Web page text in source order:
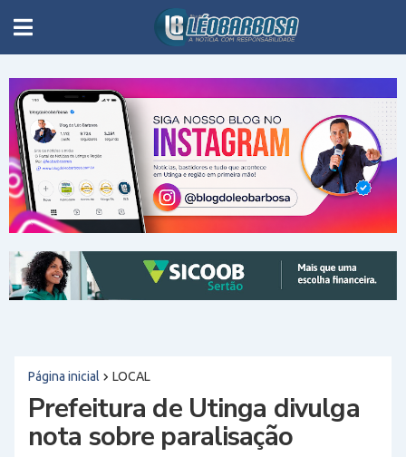
Página inicial LOCAL
Prefeitura de Utinga divulga
nota sobre paralisação